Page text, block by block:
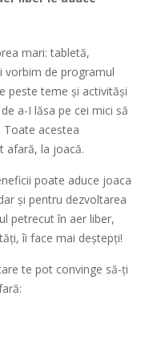
mari: tabletă,
vorbim de programul
peste teme și activităși
a-I lăsa pe cei mici să
Toate acestea
afară, la joacă.
poate aduce joaca
și pentru dezvoltarea
petrecut în aer liber,
îi face mai deștepți!
te pot convinge să-ți